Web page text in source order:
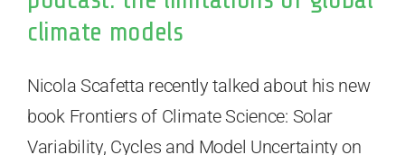
climate models
Nicola Scafetta recently talked about his new
book Frontiers of Climate Science: Solar
Variability, Cycles and Model Uncertainty on